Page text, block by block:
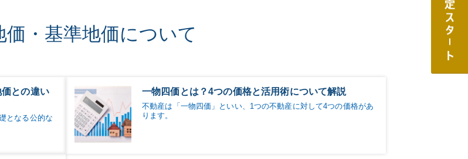
価・基準地価について
との違い
となる公的な
一物四価とは？4つの価格と活用術について解説
不動産は「一物四価」といい、1つの不動産に対して4つの価格があ
ります。